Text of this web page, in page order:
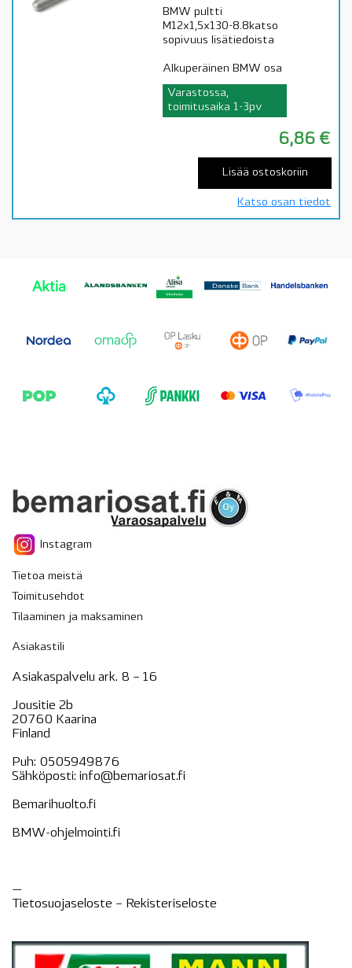
BMW pultti
M12x1,5x130-8.8katso
sopivuus lisätiedoista
Alkuperäinen BMW osa
Varastossa,
toimitusaika 1-3pv
6,86 €
Lisää ostoskoriin
Katso osan tiedot
Instagram
Tietoa meistä
Toimitusehdot
Tilaaminen ja maksaminen
Asiakastili
Asiakaspalvelu ark. 8 – 16
Jousitie 2b
20760 Kaarina
Finland
Puh: 0505949876
Sähköposti: info@bemariosat.fi
Bemarihuolto.fi
BMW-ohjelmointi.fi
—
Tietosuojaseloste – Rekisteriseloste